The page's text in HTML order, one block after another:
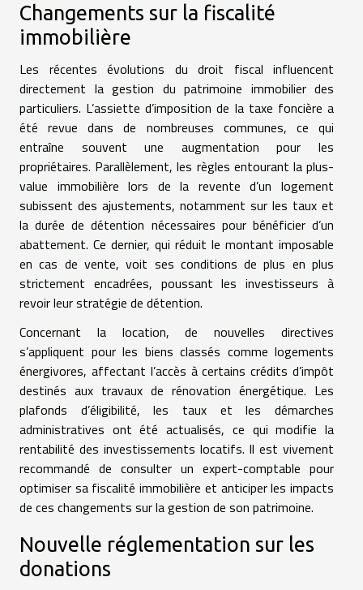
Changements sur la fiscalité
immobilière
Les récentes évolutions du droit fiscal influencent
directement la gestion du patrimoine immobilier des
particuliers. L’assiette d’imposition de la taxe foncière a
été revue dans de nombreuses communes, ce qui
entraîne souvent une augmentation pour les
propriétaires. Parallèlement, les règles entourant la plus-
value immobilière lors de la revente d’un logement
subissent des ajustements, notamment sur les taux et
la durée de détention nécessaires pour bénéficier d’un
abattement. Ce dernier, qui réduit le montant imposable
en cas de vente, voit ses conditions de plus en plus
strictement encadrées, poussant les investisseurs à
revoir leur stratégie de détention.
Concernant la location, de nouvelles directives
s’appliquent pour les biens classés comme logements
énergivores, affectant l’accès à certains crédits d’impôt
destinés aux travaux de rénovation énergétique. Les
plafonds d’éligibilité, les taux et les démarches
administratives ont été actualisés, ce qui modifie la
rentabilité des investissements locatifs. Il est vivement
recommandé de consulter un expert-comptable pour
optimiser sa fiscalité immobilière et anticiper les impacts
de ces changements sur la gestion de son patrimoine.
Nouvelle réglementation sur les
donations